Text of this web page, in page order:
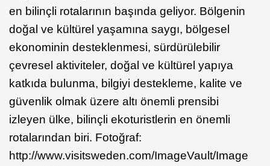
en bilinçli rotalarının başında geliyor. Bölgenin
doğal ve kültürel yaşamına saygı, bölgesel
ekonominin desteklenmesi, sürdürülebilir
çevresel aktiviteler, doğal ve kültürel yapıya
katkıda bulunma, bilgiyi destekleme, kalite ve
güvenlik olmak üzere altı önemli prensibi
izleyen ülke, bilinçli ekoturistlerin en önemli
rotalarından biri. Fotoğraf:
http://www.visitsweden.com/ImageVault/Image